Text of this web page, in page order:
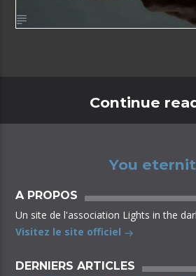
Continue
You
A PROPOS
Un site de l'association Lights in the
Visitez le site officiel
DERNIERS ARTICLES